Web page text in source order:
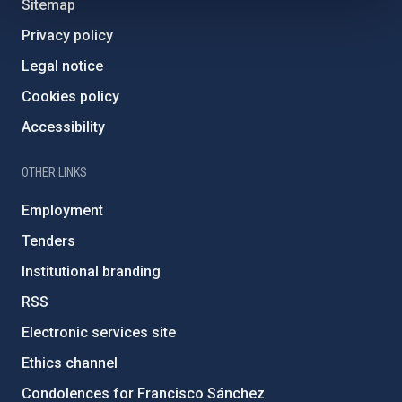
Sitemap
Privacy policy
Legal notice
Cookies policy
Accessibility
OTHER LINKS
Employment
Tenders
Institutional branding
RSS
Electronic services site
Ethics channel
Condolences for Francisco Sánchez